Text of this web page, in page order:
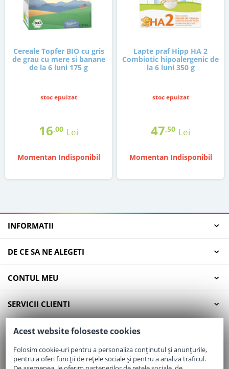
Cereale Topfer BIO cu gris
de grau cu mere si banane
de la 6 luni 175 g
stoc epuizat
16,00 Lei
Momentan Indisponibil
Lapte praf Hipp HA 2
Combiotic hipoalergenic de
la 6 luni 350 g
stoc epuizat
47,50 Lei
Momentan Indisponibil
INFORMATII
DE CE SA NE ALEGETI
CONTUL MEU
SERVICII CLIENTI
CONTACT
Email:office@elaptepraf.ro
Acest website foloseste cookies
Folosim cookie-uri pentru a personaliza conținutul și anunțurile,
pentru a oferi funcții de rețele sociale și pentru a analiza traficul.